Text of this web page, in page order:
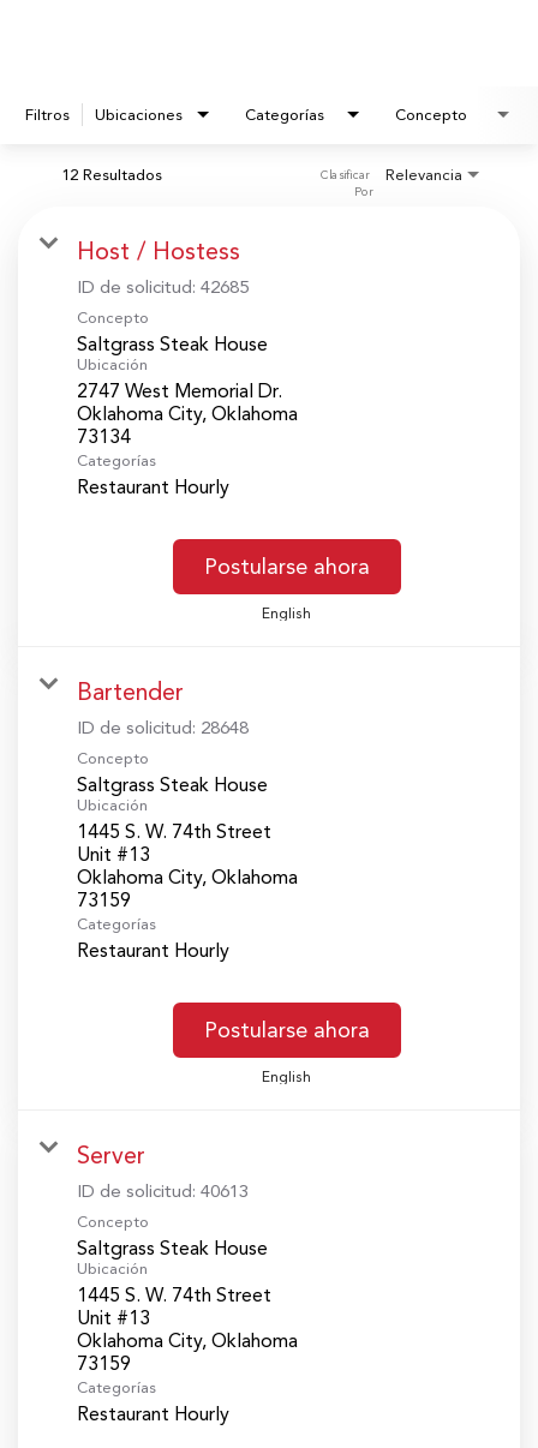
Filtros Ubicaciones Categorías Concepto
12 Resultados Relevancia
Clasificar
Por
Host / Hostess
ID de solicitud: 42685
Concepto
Saltgrass Steak House
Ubicación
2747 West Memorial Dr.
Oklahoma City, Oklahoma
Categorías
Restaurant Hourly
Postularse ahora
English
Bartender
ID de solicitud: 28648
Concepto
Saltgrass Steak House
Ubicación
1445 S. W. 74th Street
Unit #13
Oklahoma City, Oklahoma
Categorías
Restaurant Hourly
Postularse ahora
English
Server
ID de solicitud: 40613
Concepto
Saltgrass Steak House
Ubicación
1445 S. W. 74th Street
Unit #13
Oklahoma City, Oklahoma
Categorías
Restaurant Hourly